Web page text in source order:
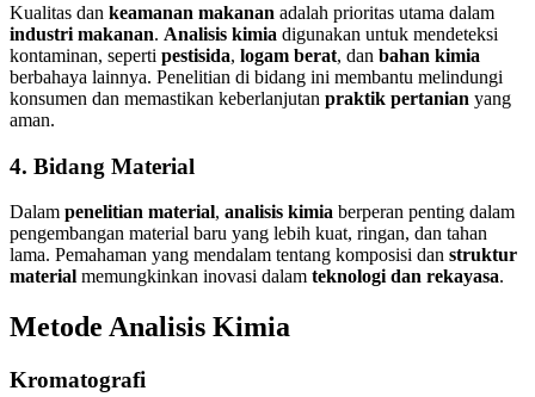
Kualitas dan keamanan makanan adalah prioritas utama dalam
industri makanan. Analisis kimia digunakan untuk mendeteksi
kontaminan, seperti pestisida, logam berat, dan bahan kimia
berbahaya lainnya. Penelitian di bidang ini membantu melindungi
konsumen dan memastikan keberlanjutan praktik pertanian yang
aman.
4. Bidang Material
Dalam penelitian material, analisis kimia berperan penting dalam
pengembangan material baru yang lebih kuat, ringan, dan tahan
lama. Pemahaman yang mendalam tentang komposisi dan struktur
material memungkinkan inovasi dalam teknologi dan rekayasa.
Metode Analisis Kimia
Kromatografi